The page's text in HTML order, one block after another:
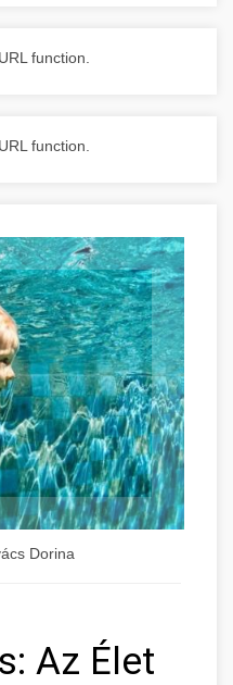
function.
function.
Dorina
Az Élet